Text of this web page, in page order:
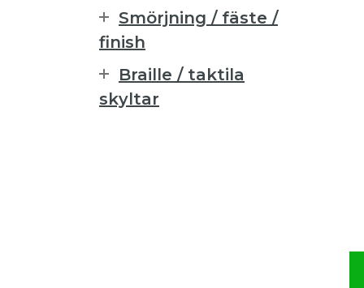
Smörjning / fäste /
finish
Braille / taktila
skyltar